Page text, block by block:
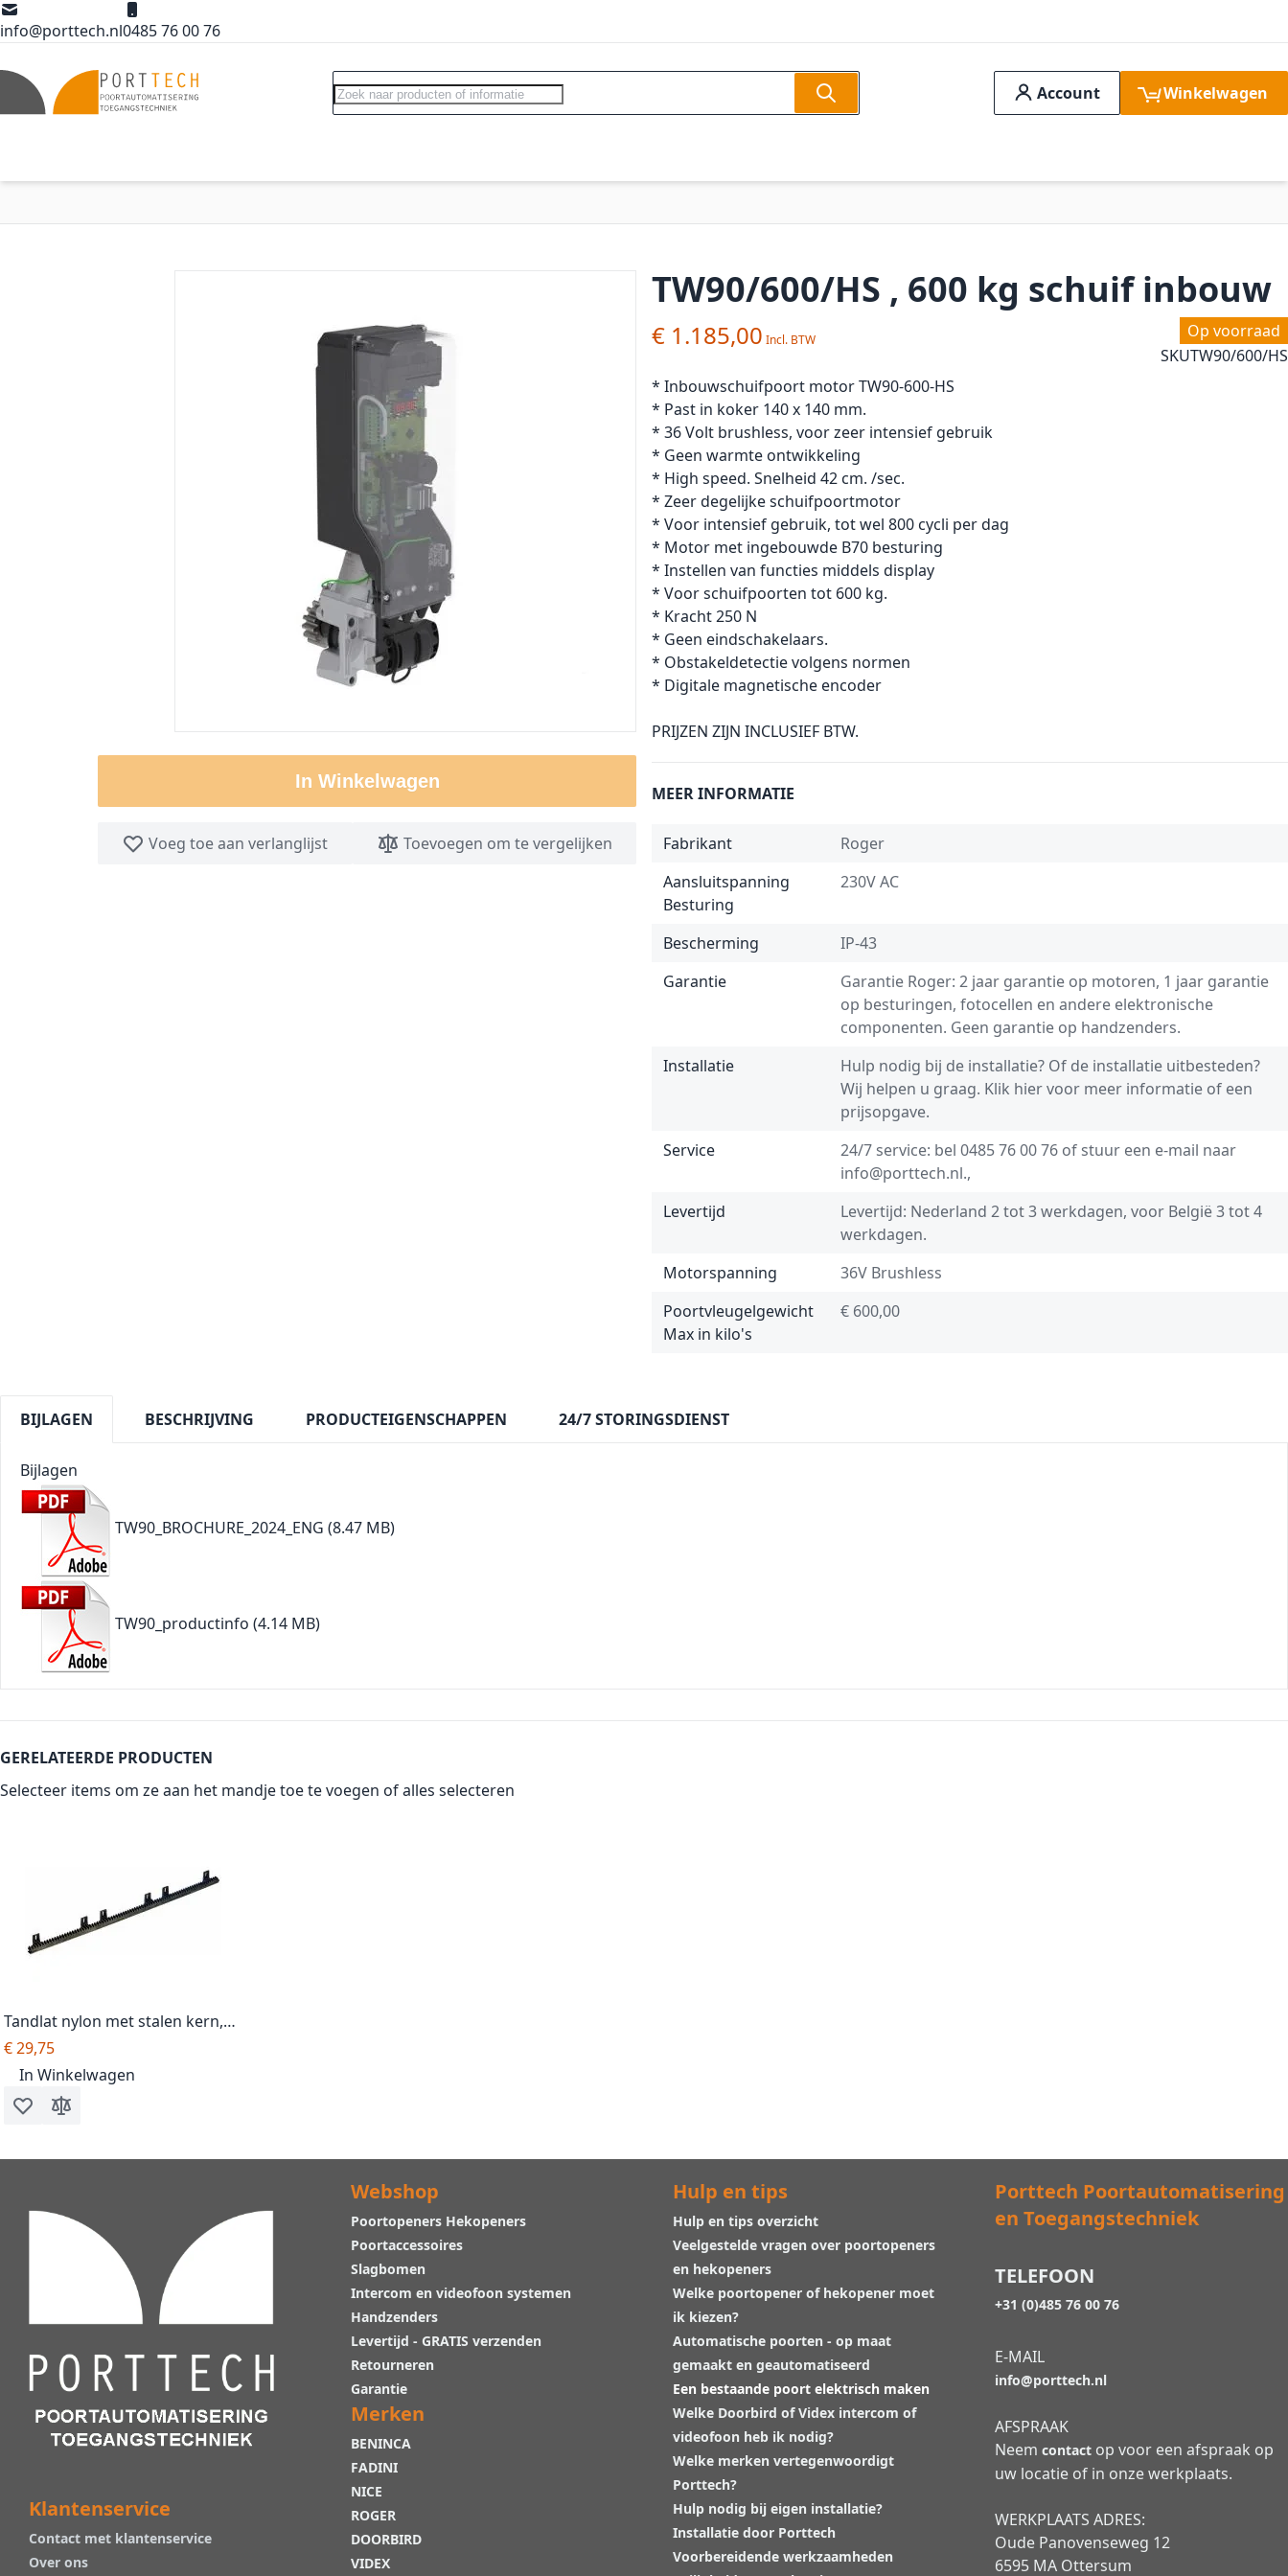
Ga naar de inhoud
info@porttech.nl0485 76 00 76
Search Search Account Winkelwagen
In Winkelwagen
Voeg toe aan verlanglijst Toevoegen om te vergelijken
TW90/600/HS , 600 kg schuif inbouw
Op voorraad
SKUTW90/600/HS
€ 1.185,00
* Inbouwschuifpoort motor TW90-600-HS
* Past in koker 140 x 140 mm.
* 36 Volt brushless, voor zeer intensief gebruik
* Geen warmte ontwikkeling
* High speed. Snelheid 42 cm. /sec.
* Zeer degelijke schuifpoortmotor
* Voor intensief gebruik, tot wel 800 cycli per dag
* Motor met ingebouwde B70 besturing
* Instellen van functies middels display
* Voor schuifpoorten tot 600 kg.
* Kracht 250 N
* Geen eindschakelaars.
* Obstakeldetectie volgens normen
* Digitale magnetische encoder
PRIJZEN ZIJN INCLUSIEF BTW.
MEER INFORMATIE
Fabrikant
Roger
Aansluitspanning
Besturing
230V AC
Bescherming
IP-43
Garantie
Garantie Roger: 2 jaar garantie op motoren, 1 jaar garantie
op besturingen, fotocellen en andere elektronische
componenten. Geen garantie op handzenders.
Installatie
Hulp nodig bij de installatie? Of de installatie uitbesteden?
Wij helpen u graag. Klik hier voor meer informatie of een
prijsopgave.
Service
24/7 service: bel 0485 76 00 76 of stuur een e-mail naar
info@porttech.nl.,
Levertijd
Levertijd: Nederland 2 tot 3 werkdagen, voor België 3 tot 4
werkdagen.
Motorspanning
36V Brushless
Poortvleugelgewicht
Max in kilo's
€ 600,00
BIJLAGEN BESCHRIJVING PRODUCTEIGENSCHAPPEN 24/7 STORINGSDIENST
Bijlagen
TW90_BROCHURE_2024_ENG (8.47 MB)
TW90_productinfo (4.14 MB)
GERELATEERDE PRODUCTEN
Selecteer items om ze aan het mandje toe te voegen ofalles selecteren
Tandlat nylon met stalen kern,
kleur zwart
€ 29,75
In Winkelwagen
Voeg toe aan verlanglijst
Toevoegen om te vergelijken
Klantenservice
Contact met klantenservice
Over ons
Webshop
Poortopeners Hekopeners
Poortaccessoires
Slagbomen
Intercom en videofoon systemen
Handzenders
Levertijd - GRATIS verzenden
Retourneren
Garantie
Merken
BENINCA
FADINI
NICE
ROGER
DOORBIRD
VIDEX
Hulp en tips
Hulp en tips overzicht
Veelgestelde vragen over poortopeners
en hekopeners
Welke poortopener of hekopener moet
ik kiezen?
Automatische poorten - op maat
gemaakt en geautomatiseerd
Een bestaande poort elektrisch maken
Welke Doorbird of Videx intercom of
videofoon heb ik nodig?
Welke merken vertegenwoordigt
Porttech?
Hulp nodig bij eigen installatie?
Installatie door Porttech
Voorbereidende werkzaamheden
Porttech Poortautomatisering
en Toegangstechniek
TELEFOON
+31 (0)485 76 00 76
E-MAIL
info@porttech.nl
AFSPRAAK
Neem contact op voor een afspraak op
uw locatie of in onze werkplaats.
WERKPLAATS ADRES:
Oude Panovenseweg 12
6595 MA Ottersum